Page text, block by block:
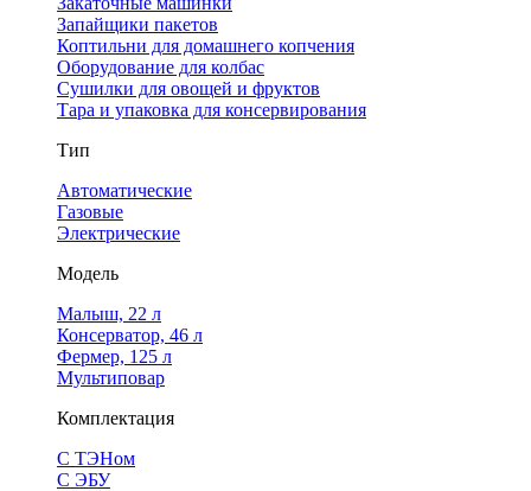
Запайщики пакетов
Коптильни для домашнего копчения
Оборудование для колбас
Сушилки для овощей и фруктов
Тара и упаковка для консервирования
Тип
Автоматические
Газовые
Электрические
Модель
Малыш, 22 л
Консерватор, 46 л
Фермер, 125 л
Мультиповар
Комплектация
С ТЭНом
С ЭБУ